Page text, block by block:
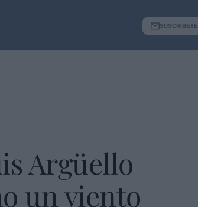
SUSCRÍBETE
Argüello
un viento